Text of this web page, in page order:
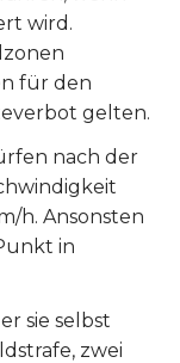
wird.
für den
gelten.
nach der
h. Ansonsten
in
sie selbst
zwei